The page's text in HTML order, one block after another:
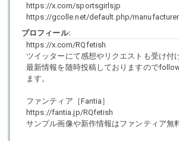
・2本目（後半）
す。
膝裏や足首に寄った皺も、パンストの存在感を
そして通常では絶対に見ることが不可能な、パ
スト足裏。
コが殺到して大変なことになるでしょうね。
https://x.com/sportsgirlsjp
https://gcolle.net/default.php/
プロフィール:
https://x.com/RQfetish
ツイッターにて感想やリクエストも受け付
最新情報を随時投稿しておりますので
ます。
ファンティア［Fantia］
https://fantia.jp/RQfetish
サンプル画像や新作情報はファンティア無